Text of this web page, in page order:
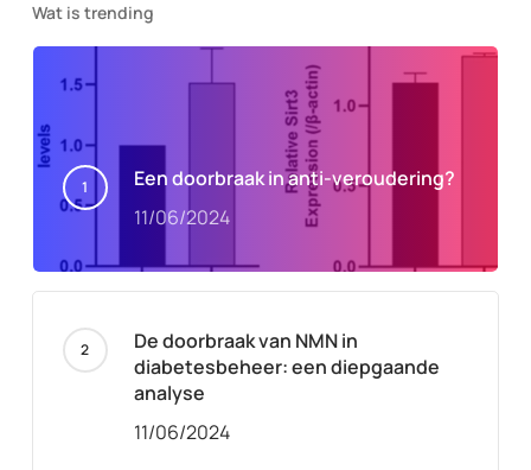
Wat is trending
Een doorbraak in anti-veroudering?
11/06/2024
De doorbraak van NMN in
diabetesbeheer: een diepgaande
analyse
11/06/2024